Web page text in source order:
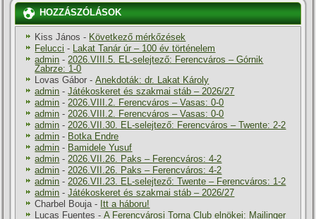
HOZZÁSZÓLÁSOK
Kiss János - Következő mérkőzések
Felucci - Lakat Tanár úr – 100 év történelem
admin -2026.VIII.5. EL-selejtező: Ferencváros – Górnik
Zabrze: 1-0
Lovas Gábor -Anekdoták: dr. Lakat Károly
admin -Játékoskeret és szakmai stáb – 2026/27
admin -2026.VIII.2. Ferencváros – Vasas: 0-0
admin -2026.VIII.2. Ferencváros – Vasas: 0-0
admin -2026.VII.30. EL-selejtező: Ferencváros – Twente: 2-2
admin - Botka Endre
admin - Bamidele Yusuf
admin -2026.VII.26. Paks – Ferencváros: 4-2
admin -2026.VII.26. Paks – Ferencváros: 4-2
admin -2026.VII.23. EL-selejtező: Twente – Ferencváros: 1-2
admin -Játékoskeret és szakmai stáb – 2026/27
Charbel Bouja- Itt a háboru!
Lucas Fuentes -A Ferencvárosi Torna Club elnökei: Mailinger